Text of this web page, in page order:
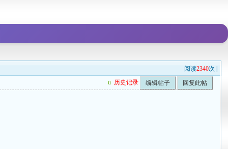
阅读2340次 |
u 历史记录 编辑帖子 回复此帖